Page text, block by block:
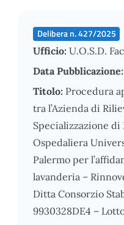
Delibera n. 427/2025
Ufficio: U.O.S.D.
Data Pubblicazione:
Titolo: Procedura
tra l’Azienda di
Specializzazione di
Ospedaliera
Palermo per
lavanderia –
Ditta Consorzio
9930328DE4 –